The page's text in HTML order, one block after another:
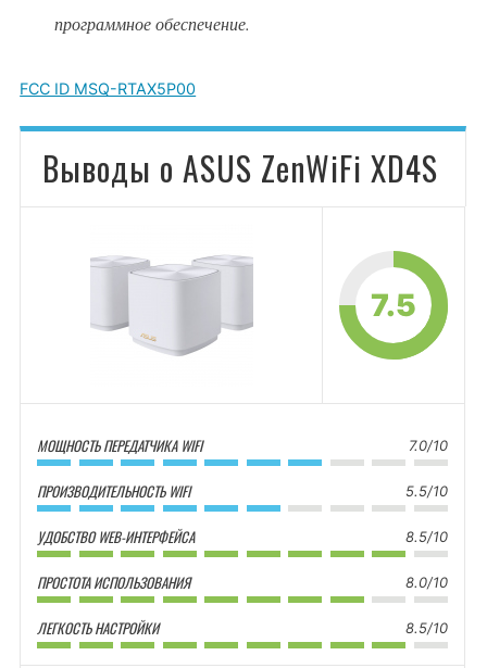
программное обеспечение.
FCC ID MSQ-RTAX5P00
Выводы о ASUS ZenWiFi XD4S
7.5
МОЩНОСТЬ ПЕРЕДАТЧИКА WIFI 7.0/10
ПРОИЗВОДИТЕЛЬНОСТЬ WIFI 5.5/10
УДОБСТВО WEB-ИНТЕРФЕЙСА 8.5/10
ПРОСТОТА ИСПОЛЬЗОВАНИЯ 8.0/10
ЛЕГКОСТЬ НАСТРОЙКИ 8.5/10